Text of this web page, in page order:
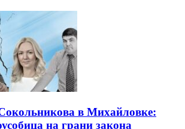
в Михайловке:
на грани закона